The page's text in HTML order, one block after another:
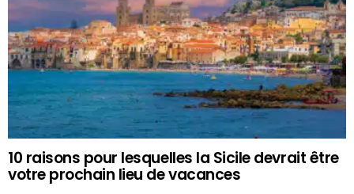
10 raisons pour lesquelles la Sicile devrait être
votre prochain lieu de vacances